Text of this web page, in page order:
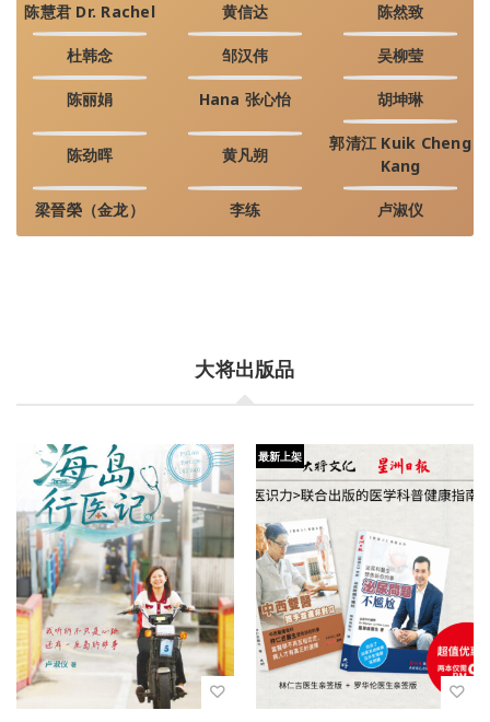
陈慧君 Dr. Rachel 黄信达 陈然致
杜韩念 邹汉伟 吴柳莹
陈丽娟 Hana 张心怡 胡坤琳
陈劲晖 黄凡朔
郭清江 Kuik Cheng
Kang
梁晉榮（金龙） 李练 卢淑仪
大将出版品
最新上架